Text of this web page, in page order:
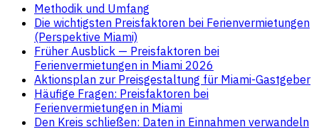
Methodik und Umfang
Die wichtigsten Preisfaktoren bei Ferienvermietungen
(Perspektive Miami)
Früher Ausblick — Preisfaktoren bei
Ferienvermietungen in Miami 2026
Aktionsplan zur Preisgestaltung für Miami-Gastgeber
Häufige Fragen: Preisfaktoren bei
Ferienvermietungen in Miami
Den Kreis schließen: Daten in Einnahmen verwandeln